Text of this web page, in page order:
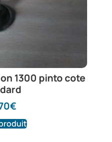
1300 pinto cote
€